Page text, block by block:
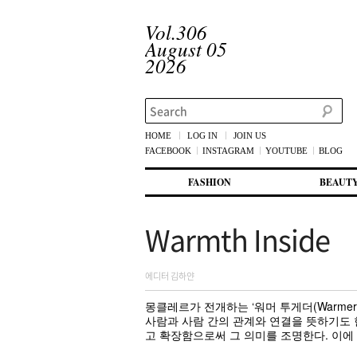
Vol.306
August 05
2026
Search
HOME LOG IN
JOIN US
FACEBOOK
INSTAGRAM YOUTUBE BLOG
첫번째 컨텐츠로 뛰어넘기
두번째 컨텐츠로 뛰어넘기
FASHION
Warmth Inside
에디터 김하얀
몽클레르가 전개하는 ‘워머 투게더
사람과 사람 간의 관계와 연결을 뜻하기
고 확장함으로써 그 의미를 조명한다. 이